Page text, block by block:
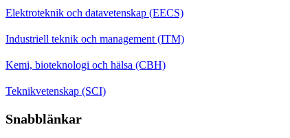
Elektroteknik och datavetenskap (EECS)
Industriell teknik och management (ITM)
Kemi, bioteknologi och hälsa (CBH)
Teknikvetenskap (SCI)
Snabblänkar